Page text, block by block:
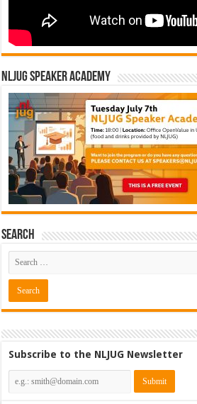
NLJUG Speaker Academy
Search
Subscribe to the NLJUG Newsletter